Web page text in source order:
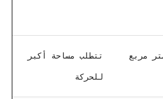
تتطلب مساحة أكبر
للحركة